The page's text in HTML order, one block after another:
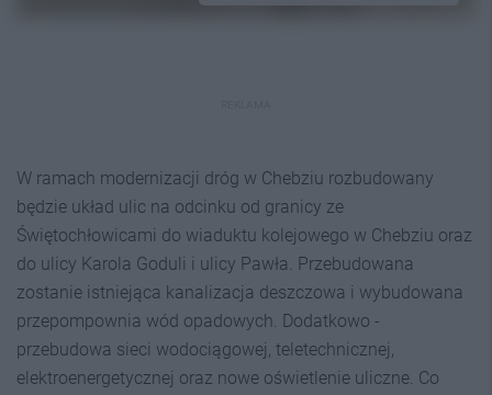
W ramach modernizacji dróg w Chebziu rozbudowany
będzie układ ulic na odcinku od granicy ze
Świętochłowicami do wiaduktu kolejowego w Chebziu oraz
do ulicy Karola Goduli i ulicy Pawła. Przebudowana
zostanie istniejąca kanalizacja deszczowa i wybudowana
przepompownia wód opadowych. Dodatkowo -
przebudowa sieci wodociągowej, teletechnicznej,
elektroenergetycznej oraz nowe oświetlenie uliczne. Co